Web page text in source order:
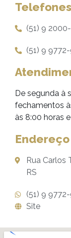
Telefones
(51) 9
(51) 9
De segunda à
fechamentos
às 8:00 horas
Endereço
Rua Carlos
RS
(51) 9
Site